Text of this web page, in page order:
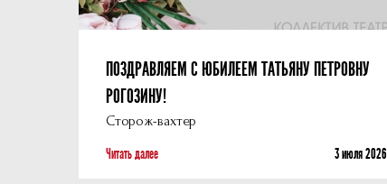
ПОЗДРАВЛЯЕМ С ЮБИЛЕЕМ ТАТЬЯНУ ПЕТРОВНУ
РОГОЗИНУ!
Сторож-вахтер
Читать далее 3 июля 2026